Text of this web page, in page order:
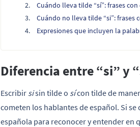
Cuándo lleva tilde “sí”: frases
Cuándo no lleva tilde “si”: frases
Expresiones que incluyen la
Diferencia entre “si” y
Escribir sisin tilde o sícon tilde de
cometen los hablantes de español. Si
española para reconocer y entender en